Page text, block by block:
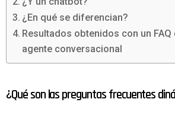
¿En qué se diferencian?
Resultados obtenidos con un FAQ
agente conversacional
¿Qué son las preguntas frecuentes